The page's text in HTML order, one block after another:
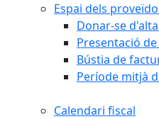
Espai dels
Donar-se
Presentació
Bústia de
Període mitjà
Calendari fiscal